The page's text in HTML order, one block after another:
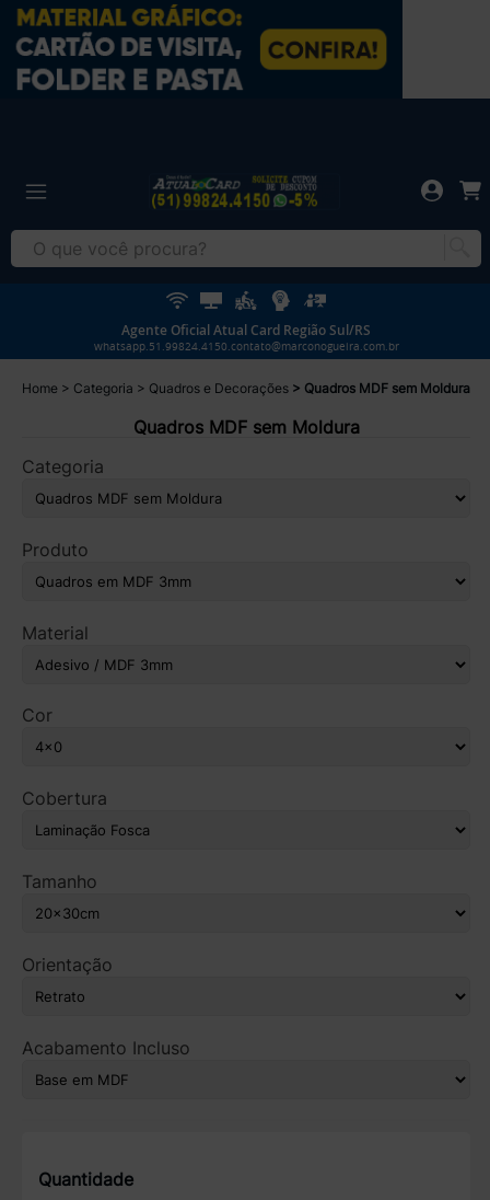
Agente Oficial Atual Card Região Sul/RS
whatsapp.51.99824.4150.contato@marconogueira.com.br
Home Categoria Quadros e Decorações Quadros MDF sem Moldura
Quadros MDF sem Moldura
Categoria
Produto
Material
Cor
Cobertura
Tamanho
Orientação
Acabamento Incluso
Quantidade